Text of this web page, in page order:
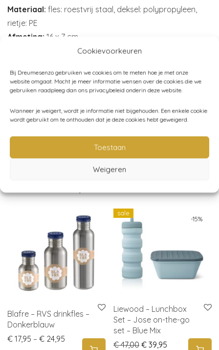
Cookievoorkeuren
Bij Dreumesenzo gebruiken we cookies om te meten hoe je met onze
website omgaat. Mocht je meer informatie wensen over de cookies die we
gebruiken raadpleeg dan ons privacybeleid onderin deze website.
Wanneer je weigert, wordt je informatie niet bijgehouden. Een enkele cookie
wordt gebruikt om te onthouden dat je deze cookies hebt geweigerd.
Toestaan
Weigeren
Materiaal: fles: roestvrij staal, deksel: polypropyleen,
rietje: PE
Afmeting: 16 x 7 cm
Artikelnummer: EL602580151
Categorieën:Elodie Details,School,Schoolbekers ,
Schoolpauze
Blafre – RVS drinkfles –
Donkerblauw
€ 17,95 – € 24,95 Price range: € 17,95 through € 24,95
-15%
sale
Liewood – Lunchbox
Set – Jose on-the-go
set – Blue Mix
€47,00 Original price was: €
€ 39,95 Current price